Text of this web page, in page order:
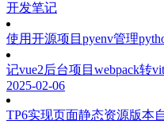
开发笔记
使用开源项目pyenv管理
记vue2后台项目webpack转
2025-02-06
TP6实现页面静态资源版本